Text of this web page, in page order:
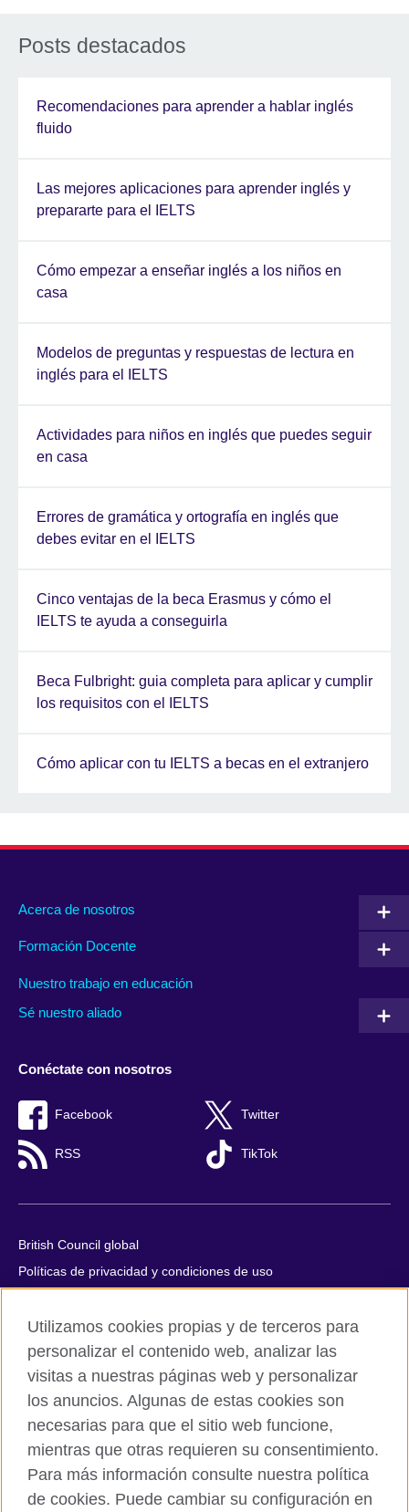
Posts destacados
Recomendaciones para aprender a hablar inglés
fluido
Las mejores aplicaciones para aprender inglés y
prepararte para el IELTS
Cómo empezar a enseñar inglés a los niños en
casa
Modelos de preguntas y respuestas de lectura en
inglés para el IELTS
Actividades para niños en inglés que puedes seguir
en casa
Errores de gramática y ortografía en inglés que
debes evitar en el IELTS
Cinco ventajas de la beca Erasmus y cómo el
IELTS te ayuda a conseguirla
Beca Fulbright: guia completa para aplicar y cumplir
los requisitos con el IELTS
Cómo aplicar con tu IELTS a becas en el extranjero
Acerca de nosotros
Formación Docente
Nuestro trabajo en educación
Sé nuestro aliado
Conéctate con nosotros
Facebook Twitter
RSS TikTok
British Council global
Políticas de privacidad y condiciones de uso
Cookies
Quejas y comentarios
Mapa del sitio
© 2026 British Council
All cultural activities in Mexico are carried out by British Council
Asociados A.C., a not-for-profit entity established to undertake
cultural activities, including the promotion and diffusion of British
culture in Mexico, the fostering of cultural relations and mutual
Utilizamos cookies propias y de terceros para
personalizar el contenido web, analizar las
visitas a nuestras páginas web y personalizar
los anuncios. Algunas de estas cookies son
necesarias para que el sitio web funcione,
mientras que otras requieren su consentimiento.
Para más información consulte nuestra política
de cookies. Puede cambiar su configuración en